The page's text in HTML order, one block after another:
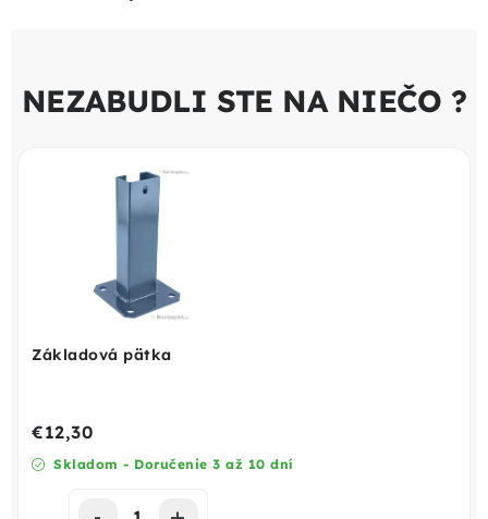
NEZABUDLI STE NA NIEČO ?
Základová pätka
Skladom - Doručenie 3 až 10 dní
€12,30